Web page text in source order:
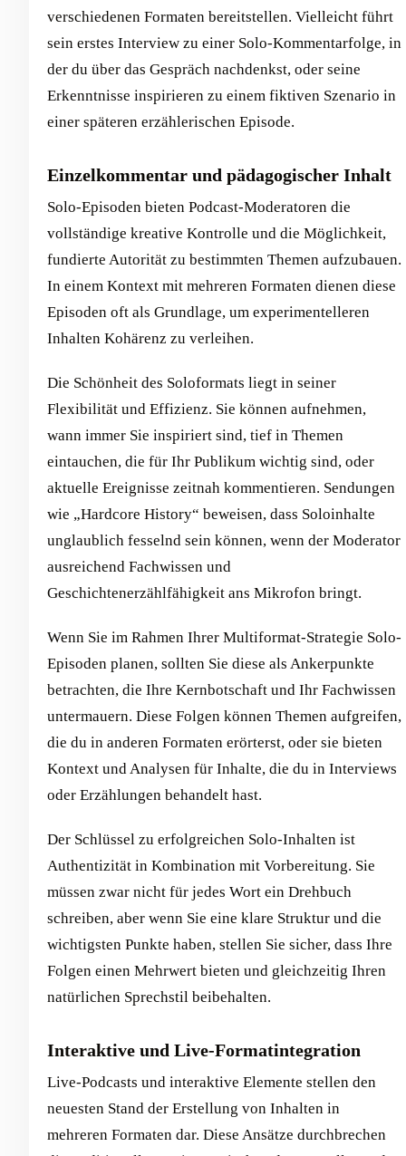
verschiedenen Formaten bereitstellen. Vielleicht führt
sein erstes Interview zu einer Solo-Kommentarfolge, in
der du über das Gespräch nachdenkst, oder seine
Erkenntnisse inspirieren zu einem fiktiven Szenario in
einer späteren erzählerischen Episode.
Einzelkommentar und pädagogischer Inhalt
Solo-Episoden bieten Podcast-Moderatoren die
vollständige kreative Kontrolle und die Möglichkeit,
fundierte Autorität zu bestimmten Themen aufzubauen.
In einem Kontext mit mehreren Formaten dienen diese
Episoden oft als Grundlage, um experimentelleren
Inhalten Kohärenz zu verleihen.
Die Schönheit des Soloformats liegt in seiner
Flexibilität und Effizienz. Sie können aufnehmen,
wann immer Sie inspiriert sind, tief in Themen
eintauchen, die für Ihr Publikum wichtig sind, oder
aktuelle Ereignisse zeitnah kommentieren. Sendungen
wie „Hardcore History“ beweisen, dass Soloinhalte
unglaublich fesselnd sein können, wenn der Moderator
ausreichend Fachwissen und
Geschichtenerzählfähigkeit ans Mikrofon bringt.
Wenn Sie im Rahmen Ihrer Multiformat-Strategie Solo-
Episoden planen, sollten Sie diese als Ankerpunkte
betrachten, die Ihre Kernbotschaft und Ihr Fachwissen
untermauern. Diese Folgen können Themen aufgreifen,
die du in anderen Formaten erörterst, oder sie bieten
Kontext und Analysen für Inhalte, die du in Interviews
oder Erzählungen behandelt hast.
Der Schlüssel zu erfolgreichen Solo-Inhalten ist
Authentizität in Kombination mit Vorbereitung. Sie
müssen zwar nicht für jedes Wort ein Drehbuch
schreiben, aber wenn Sie eine klare Struktur und die
wichtigsten Punkte haben, stellen Sie sicher, dass Ihre
Folgen einen Mehrwert bieten und gleichzeitig Ihren
natürlichen Sprechstil beibehalten.
Interaktive und Live-Formatintegration
Live-Podcasts und interaktive Elemente stellen den
neuesten Stand der Erstellung von Inhalten in
mehreren Formaten dar. Diese Ansätze durchbrechen